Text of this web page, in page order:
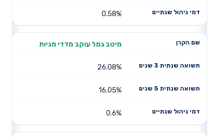
0.58%
מיטב גמל עוקב מדדי מניות
26.08%
16.05%
0.6%